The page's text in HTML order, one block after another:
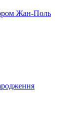
Жан-Поль